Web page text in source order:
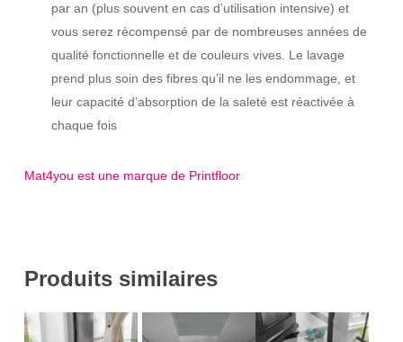
par an (plus souvent en cas d’utilisation intensive) et
vous serez récompensé par de nombreuses années de
qualité fonctionnelle et de couleurs vives. Le lavage
prend plus soin des fibres qu’il ne les endommage, et
leur capacité d’absorption de la saleté est réactivée à
chaque fois
Mat4you est une marque de Printfloor
Produits similaires